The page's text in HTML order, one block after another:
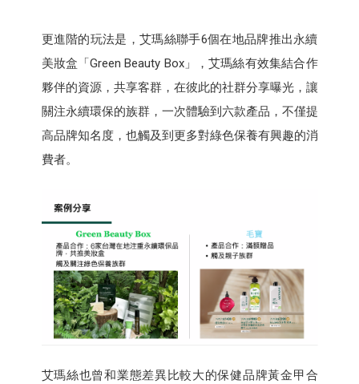
更進階的玩法是，艾瑪絲聯手6個在地品牌推出永續
美妝盒「Green Beauty Box」，艾瑪絲有效集結合作
夥伴的資源，共享客群，在彼此的社群分享曝光，讓
關注永續環保的族群，一次體驗到六款產品，不僅提
高品牌知名度，也觸及到更多對綠色保養有興趣的消
費者。
艾瑪絲也曾和業態差異比較大的保健品牌黃金甲合